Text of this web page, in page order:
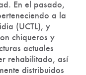
En el pasado,
a la
(UCTL), y
chiqueros y
actuales
rehabilitado, así
distribuidos